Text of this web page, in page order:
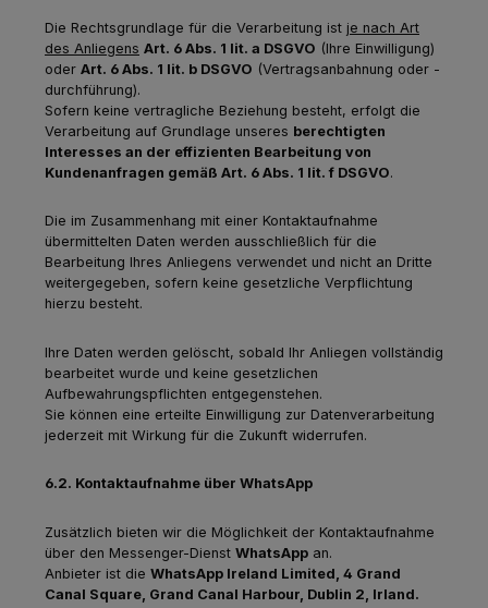
Die Rechtsgrundlage für die Verarbeitung ist je nach Art
des Anliegens Art. 6 Abs. 1 lit. a DSGVO (Ihre Einwilligung)
oder Art. 6 Abs. 1 lit. b DSGVO (Vertragsanbahnung oder -
durchführung).
Sofern keine vertragliche Beziehung besteht, erfolgt die
Verarbeitung auf Grundlage unseres berechtigten
Interesses an der effizienten Bearbeitung von
Kundenanfragen gemäß Art. 6 Abs. 1 lit. f DSGVO.
Die im Zusammenhang mit einer Kontaktaufnahme
übermittelten Daten werden ausschließlich für die
Bearbeitung Ihres Anliegens verwendet und nicht an Dritte
weitergegeben, sofern keine gesetzliche Verpflichtung
hierzu besteht.
Ihre Daten werden gelöscht, sobald Ihr Anliegen vollständig
bearbeitet wurde und keine gesetzlichen
Aufbewahrungspflichten entgegenstehen.
Sie können eine erteilte Einwilligung zur Datenverarbeitung
jederzeit mit Wirkung für die Zukunft widerrufen.
6.2. Kontaktaufnahme über WhatsApp
Zusätzlich bieten wir die Möglichkeit der Kontaktaufnahme
über den Messenger-Dienst WhatsApp an.
Anbieter ist die WhatsApp Ireland Limited, 4 Grand
Canal Square, Grand Canal Harbour, Dublin 2, Irland.